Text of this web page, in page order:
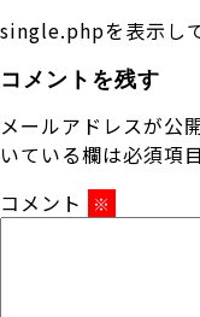
single.phpを表示し
コメントを残す
メールアドレスが公
いている欄は必須項
コメント
※